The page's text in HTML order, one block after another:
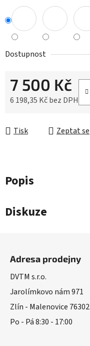
Dostupnost
7 500 Kč
6 198,35 Kč bez DPH
Tisk Zeptat se
Popis
Diskuze
Adresa prodejny
DVTM s.r.o.
Jarolímkovo nám 971
Zlín - Malenovice 76302
Po - Pá 8:30 - 17:00